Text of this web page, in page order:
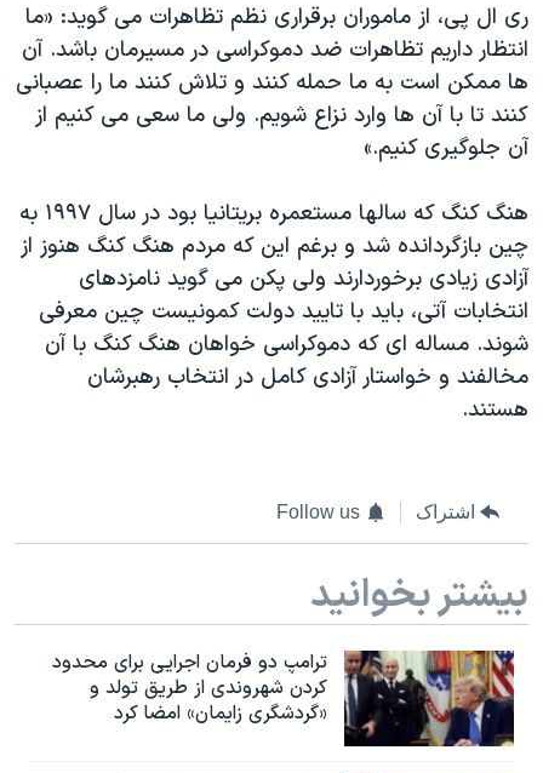
ری ال پی، از ماموران برقراری نظم تظاهرات می گوید: «ما
انتظار داریم تظاهرات ضد دموکراسی در مسیرمان باشد. آن
ها ممکن است به ما حمله کنند و تلاش کنند ما را عصبانی
کنند تا با آن ها وارد نزاع شویم. ولی ما سعی می کنیم از
آن جلوگیری کنیم.»
هنگ کنگ که سالها مستعمره بریتانیا بود در سال ۱۹۹۷ به
چین بازگردانده شد و برغم این که مردم هنگ کنگ هنوز از
آزادی زیادی برخوردارند ولی پکن می گوید نامزدهای
انتخابات آتی، باید با تایید دولت کمونیست چین معرفی
شوند. مساله ای که دموکراسی خواهان هنگ کنگ با آن
مخالفند و خواستار آزادی کامل در انتخاب رهبرشان
هستند.
اشتراک Follow us
بیشتر بخوانید
ترامپ دو فرمان اجرایی برای محدود
کردن شهروندی از طریق تولد و
«گردشگری زایمان» امضا کرد